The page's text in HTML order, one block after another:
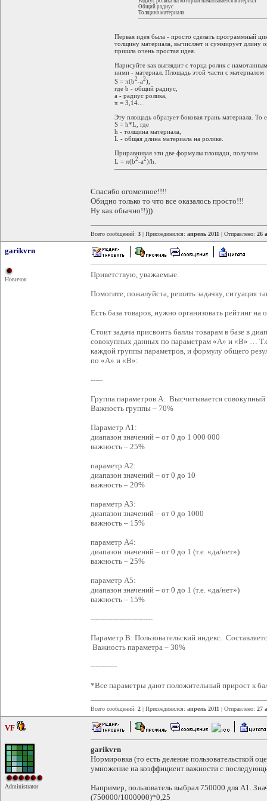
Общий радиус
Толщина материала
Первая идея была - просто сделать программный
толщину материала, вычисляет и суммирует
пришла очень простая идея.
Нарисуйте как выглядит с торца ролик с
ними - материал. Площадь этой части с материалом
S = π(b2-a2),
где b - общий радиус,
a - радиус ролика,
π = 3,14...
Эту площадь образует боковая грань материала. То
S = h*L, где
h - толщина материала,
L - общая длина материала на ролике.
Приравнивая эти две формулы площади, получим
L = π(b2-a2)/h.
Спасибо огоменное!!!!
Обидно только то что все оказалось просто!!!
Ну как обычно!!)))
Всего сообщений: 3 | Присоединился: апрель 2011 | Отправлено: 26
garikvrn
Новичок
Приветствую, уважаемые.
Помогите, пожалуйста, решить задачку, ситуация
Есть база товаров, нужно организовать рейтинг на
Стоит задача присвоить баллы товарам в базе в
совокупных данных по параметрам «A» и «B» …
каждой группы параметров, и формулу общего
по «A» и «B»:
-----
Группа параметров A: Высчитывается совокупный
Важность группы – 70%
Параметр А1:
диапазон значений – от 0 до 1 000 000
важность – 25%
параметр А2:
диапазон значений – от 0 до 10
важность – 20%
параметр А3:
диапазон значений – от 0 до 1000
важность – 15%
параметр А4:
диапазон значений – от 0 до 1 (т.е. «да/нет»)
важность – 25%
параметр А5:
диапазон значений – от 0 до 1 (т.е. «да/нет»)
важность – 15%
--------------------------
Параметр B: Пользовательский индекс.
Важность параметра – 30%
-----------
*Все параметры дают положительный прирост к
Всего сообщений: 2 | Присоединился: апрель 2011 | Отправлено: 27
VF
Administrator
garikvrn
Нормировка (то есть деление пользовательсткой
умножение на коэффициент важности с
Например, пользователь выбрал 750000 для А1.
(750000/1000000)*0,25